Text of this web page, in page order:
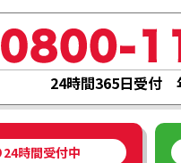
24時間365日受付
時間受付中